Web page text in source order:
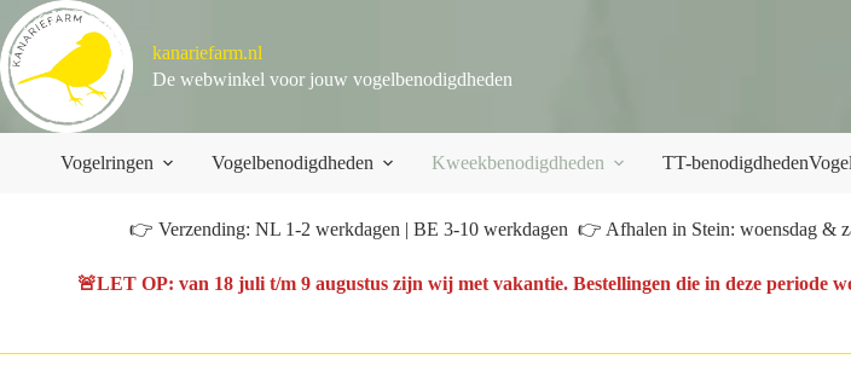
naar
de
inhoud
kanariefarm.nl
De webwinkel voor jouw vogelbenodigdheden
Vogelringen Vogelbenodigdheden Kweekbenodigdheden TT-benodigdheden
👉 Verzending: NL 1-2 werkdagen | BE 3-10 werkdagen 👉 Afhalen in Stein: woensdag &
🚨LET OP: van 18 juli t/m 9 augustus zijn wij met vakantie. Bestellingen die in deze periode